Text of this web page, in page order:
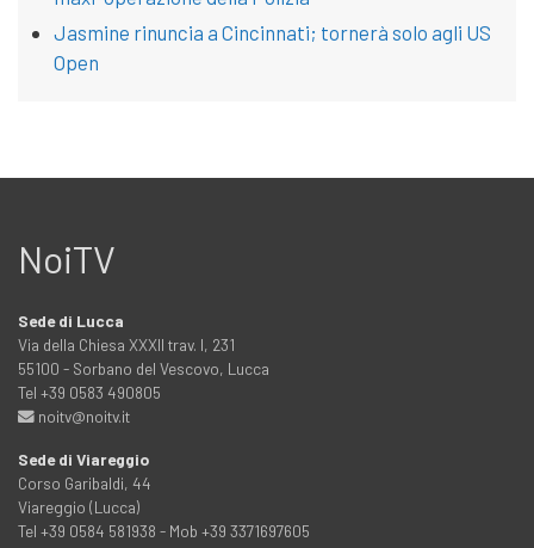
Jasmine rinuncia a Cincinnati; tornerà solo agli US
Open
NoiTV
Sede di Lucca
Via della Chiesa XXXII trav. I, 231
55100 - Sorbano del Vescovo, Lucca
Tel +39 0583 490805
noitv@noitv.it
Sede di Viareggio
Corso Garibaldi, 44
Viareggio (Lucca)
Tel +39 0584 581938 - Mob +39 3371697605